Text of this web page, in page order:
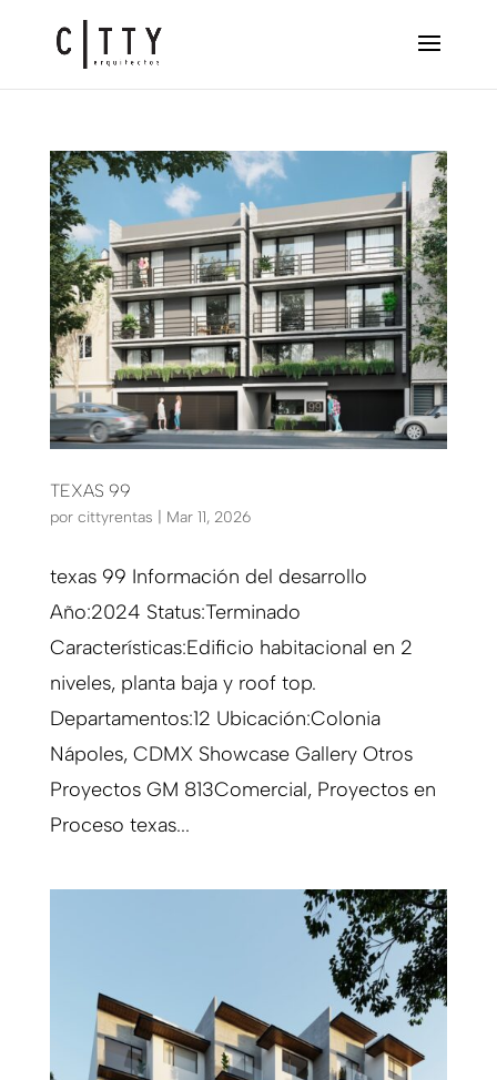
TEXAS 99
por cittyrentas Mar 11, 2026
texas 99 Información del desarrollo
Año:2024 Status:Terminado
Características:Edificio habitacional en 2
niveles, planta baja y roof top.
Departamentos:12 Ubicación:Colonia
Nápoles, CDMX Showcase Gallery Otros
Proyectos GM 813Comercial, Proyectos en
Proceso texas...